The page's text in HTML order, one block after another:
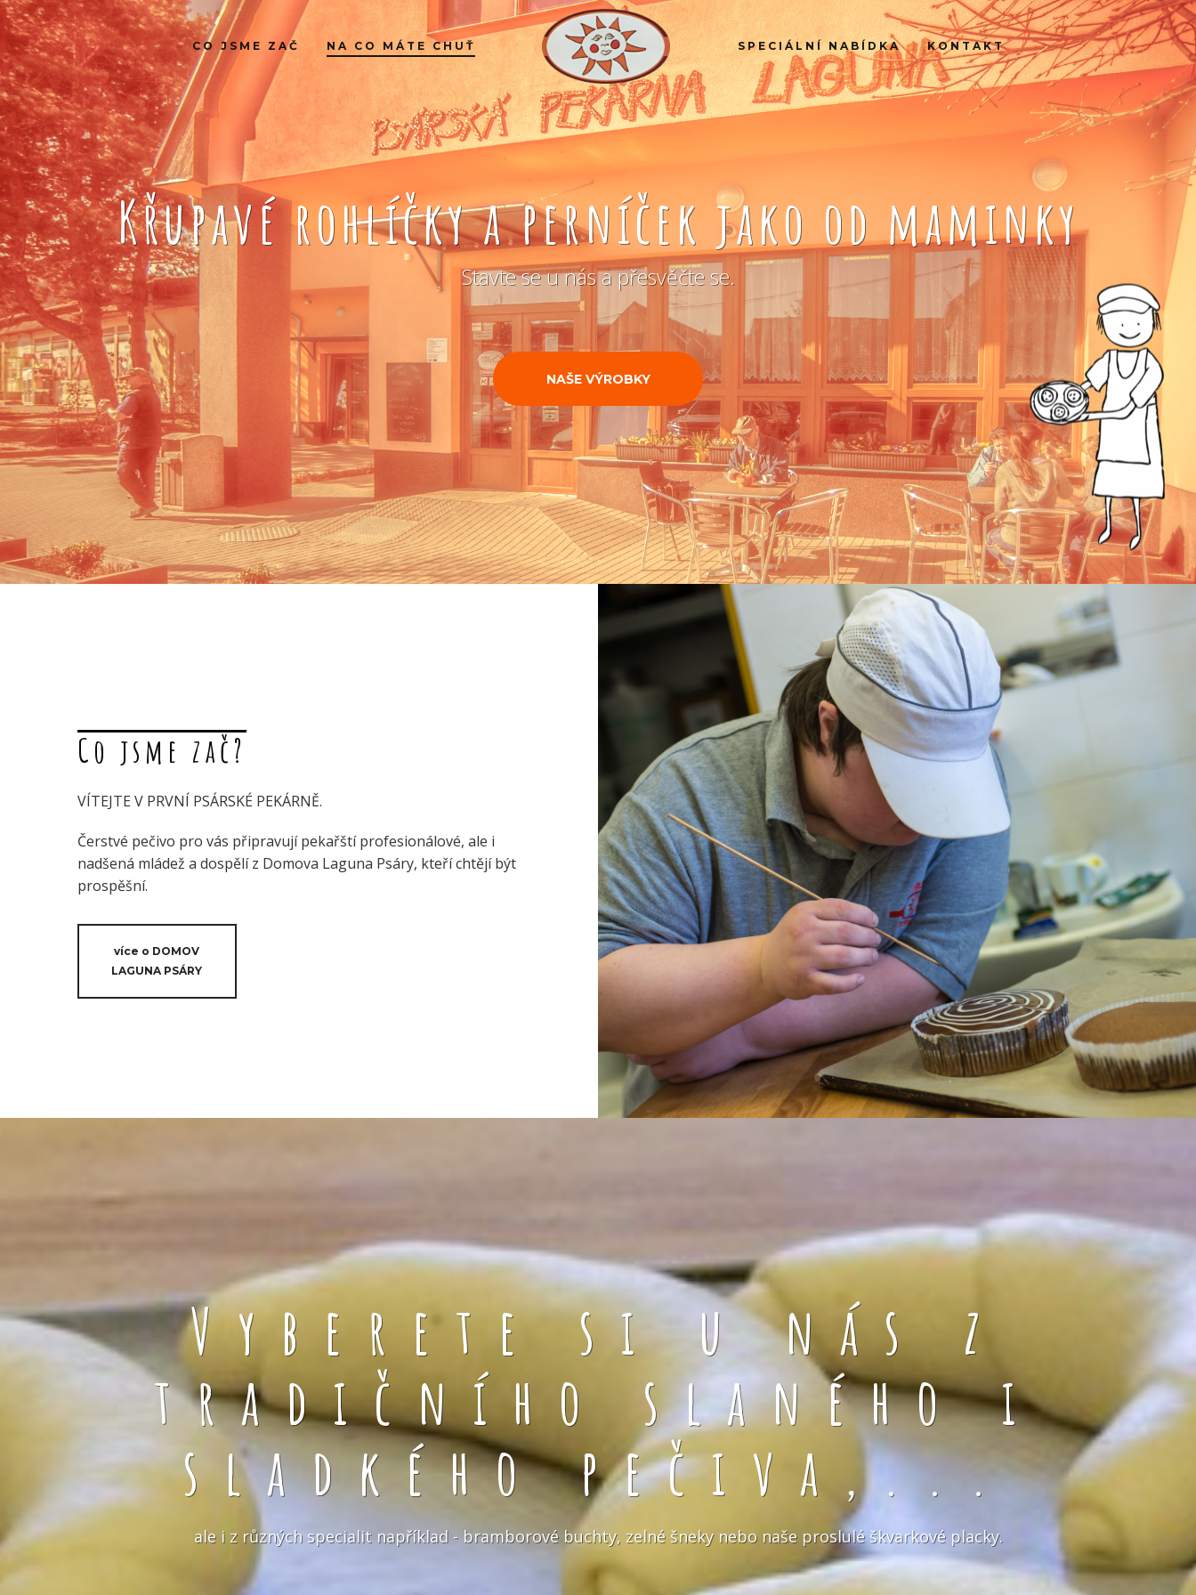
CO JSME ZAČ NA CO MÁTE CHUŤ SPECIÁLNÍ NABÍDKA KONTAKT
Křupavé rohlíčky a perníček jako od maminky
Stavte se u nás a přesvěčte se.
NAŠE VÝROBKY
Co jsme zač?
VÍTEJTE V PRVNÍ PSÁRSKÉ PEKÁRNĚ.
Čerstvé pečivo pro vás připravují pekařští profesionálové, ale i
nadšená mládež a dospělí z Domova Laguna Psáry, kteří chtějí být
prospěšní.
více o DOMOV
LAGUNA PSÁRY
Vyberete si u nás z
tradičního slaného i
sladkého pečiva,...
ale i z různých specialit například - bramborové buchty, zelné šneky nebo naše proslulé škvarkové placky.